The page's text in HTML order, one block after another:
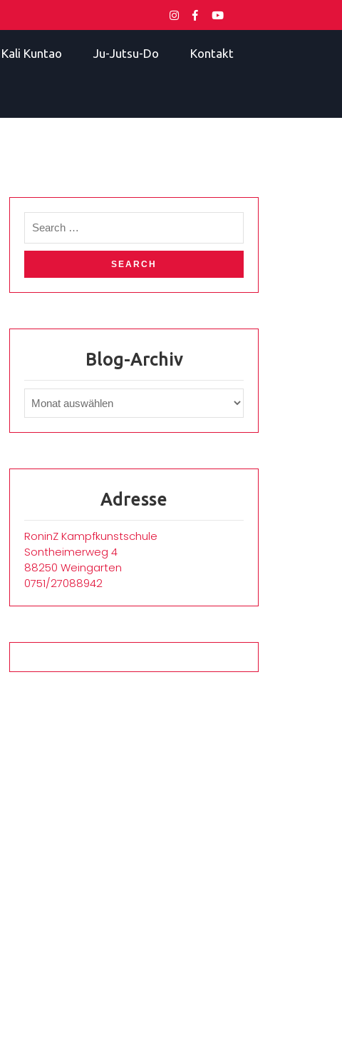
Kali Kuntao Ju-Jutsu-Do Kontakt
Blog-Archiv
Adresse
RoninZ Kampfkunstschule
Sontheimerweg 4
88250 Weingarten
0751/27088942